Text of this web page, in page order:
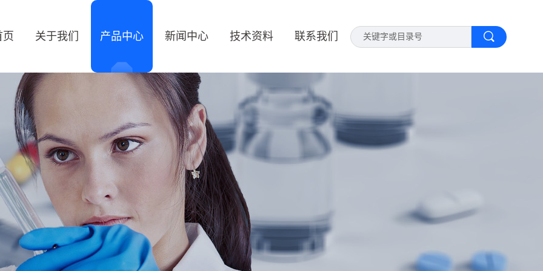

页 关于我们 产品中心 新闻中心 技术资料 联系我们